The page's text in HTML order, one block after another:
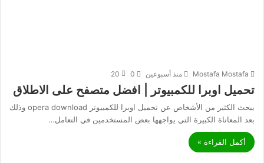
Mostafa Mostafa منذ أسبوعين 0
20
تحميل اوبرا للكمبيوتر | افضل متصفح على الاطلاق
يبحث الكثير من الأشخاص عن تحميل اوبرا للكمبيوتر opera download وذلك
بعد المعاناة الكبيرة التي يواجهها بعض المستخدمين في التعامل…
أكمل القراءة »